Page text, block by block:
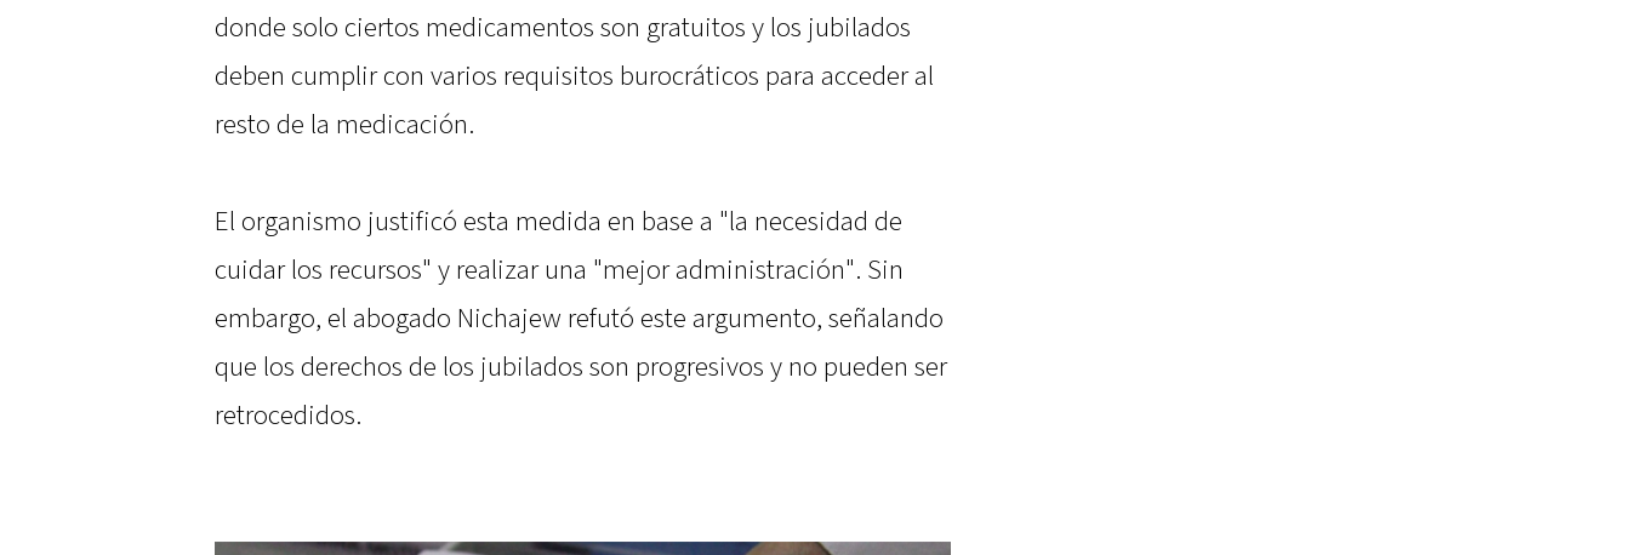
donde solo ciertos medicamentos son gratuitos y los jubilados
deben cumplir con varios requisitos burocráticos para acceder al
resto de la medicación.
El organismo justificó esta medida en base a "la necesidad de
cuidar los recursos" y realizar una "mejor administración". Sin
embargo, el abogado Nichajew refutó este argumento, señalando
que los derechos de los jubilados son progresivos y no pueden ser
retrocedidos.